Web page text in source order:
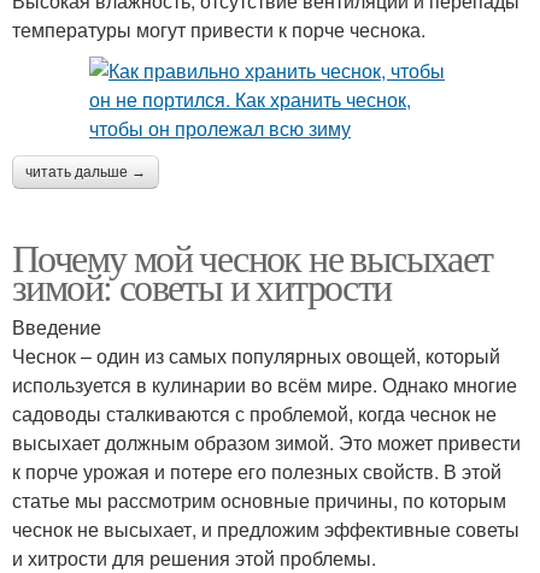
температуры могут привести к порче чеснока.
читать дальше →
Почему мой чеснок не высыхает
зимой: советы и хитрости
Введение
Чеснок – один из самых популярных овощей, который
используется в кулинарии во всём мире. Однако многие
садоводы сталкиваются с проблемой, когда чеснок не
высыхает должным образом зимой. Это может привести
к порче урожая и потере его полезных свойств. В этой
статье мы рассмотрим основные причины, по которым
чеснок не высыхает, и предложим эффективные советы
и хитрости для решения этой проблемы.